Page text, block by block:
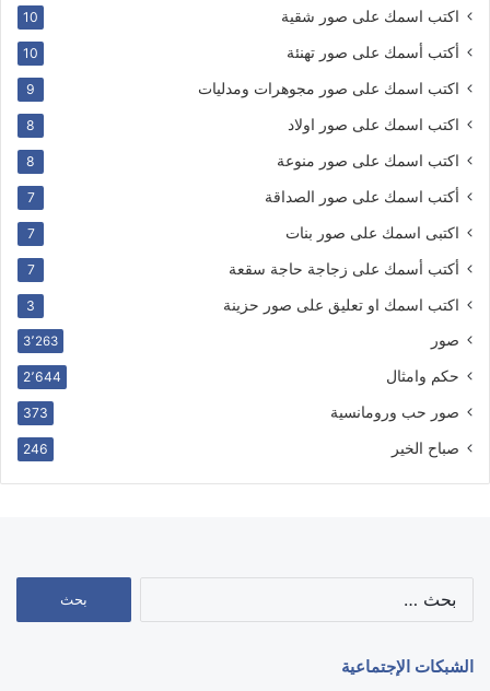
اكتب اسمك على صور شقية 10
أكتب أسمك على صور تهنئة 10
اكتب اسمك على صور مجوهرات ومدليات 9
اكتب اسمك على صور اولاد 8
اكتب اسمك على صور منوعة 8
أكتب اسمك على صور الصداقة 7
اكتبى اسمك على صور بنات 7
أكتب أسمك على زجاجة حاجة سقعة 7
اكتب اسمك او تعليق على صور حزينة 3
صور 3٬263
حكم وامثال 2٬644
صور حب ورومانسية 373
صباح الخير 246
الشبكات الإجتماعية